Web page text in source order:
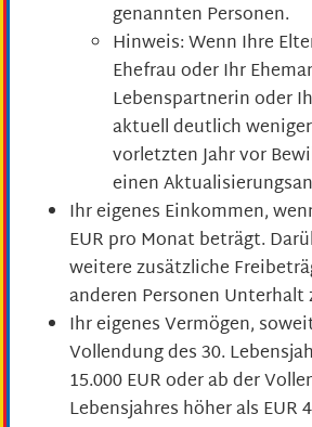
genannten Personen.
Hinweis: Wenn Ihre
Ehefrau oder Ihr
Lebenspartnerin oder
aktuell deutlich
vorletzten Jahr vor
einen
Ihr eigenes Einkommen,
EUR pro Monat beträgt.
weitere zusätzliche
anderen Personen Unterhalt
Ihr eigenes Vermögen,
Vollendung des 30.
15.000 EUR oder ab der
Lebensjahres höher als EUR